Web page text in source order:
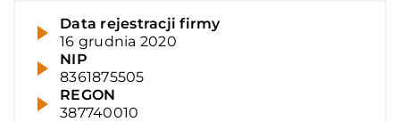
Data rejestracji firmy
16 grudnia 2020
NIP
8361875505
REGON
387740010